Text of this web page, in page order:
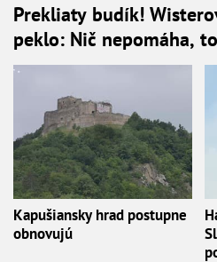
Prekliaty budík!
peklo: Nič nepomáha,
Kapušiansky hrad postupne
obnovujú